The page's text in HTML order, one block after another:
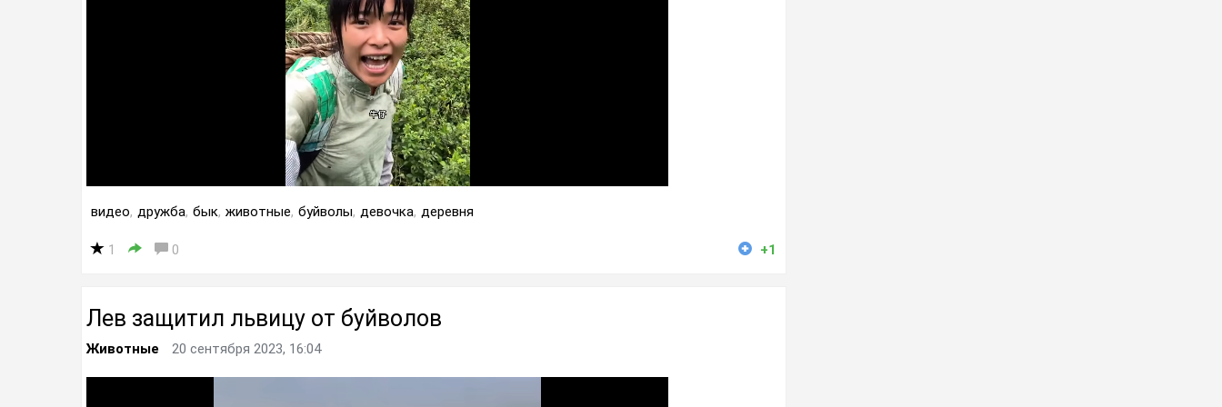
видео, дружба, бык, животные, буйволы, девочка, деревня
1 0 +1
Лев защитил львицу от буйволов
Животные 20 сентября 2023, 16:04